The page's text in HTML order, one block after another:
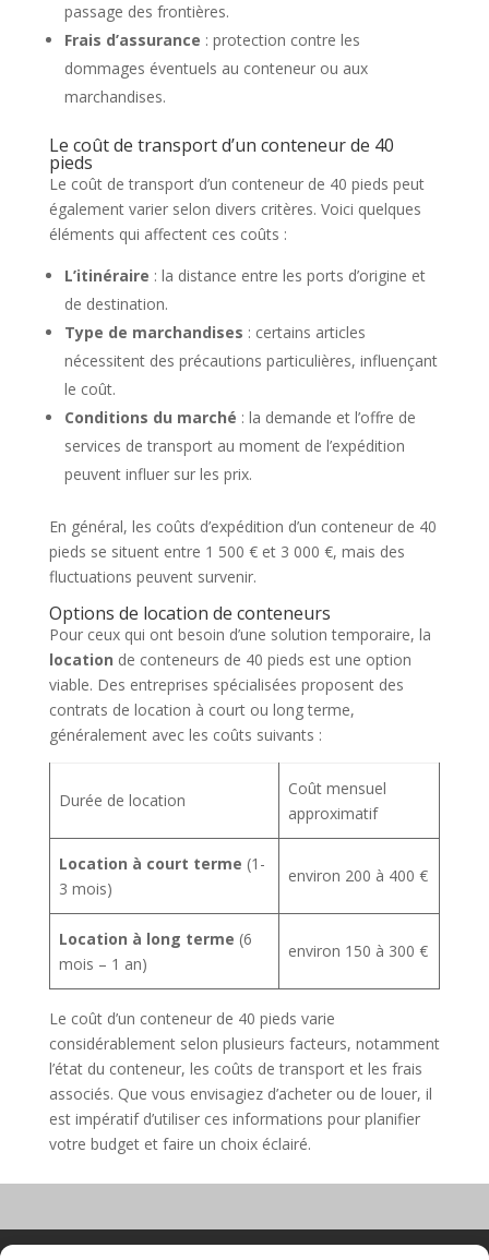
passage des frontières.
Frais d’assurance : protection contre les
dommages éventuels au conteneur ou aux
marchandises.
Le coût de transport d’un conteneur de 40
pieds
Le coût de transport d’un conteneur de 40 pieds peut
également varier selon divers critères. Voici quelques
éléments qui affectent ces coûts :
L’itinéraire : la distance entre les ports d’origine et
de destination.
Type de marchandises : certains articles
nécessitent des précautions particulières, influençant
le coût.
Conditions du marché : la demande et l’offre de
services de transport au moment de l’expédition
peuvent influer sur les prix.
En général, les coûts d’expédition d’un conteneur de 40
pieds se situent entre 1 500 € et 3 000 €, mais des
fluctuations peuvent survenir.
Options de location de conteneurs
Pour ceux qui ont besoin d’une solution temporaire, la
location de conteneurs de 40 pieds est une option
viable. Des entreprises spécialisées proposent des
contrats de location à court ou long terme,
généralement avec les coûts suivants :
Durée de location
Coût mensuel
approximatif
Location à court terme (1-
3 mois)
environ 200 à 400 €
Location à long terme (6
mois – 1 an)
environ 150 à 300 €
Le coût d’un conteneur de 40 pieds varie
considérablement selon plusieurs facteurs, notamment
l’état du conteneur, les coûts de transport et les frais
associés. Que vous envisagiez d’acheter ou de louer, il
est impératif d’utiliser ces informations pour planifier
votre budget et faire un choix éclairé.